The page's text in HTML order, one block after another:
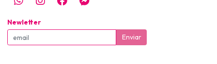
Newletter
Enviar